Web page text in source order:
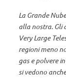
La Grande
alla nostra. Gli
Very Large
regioni meno
gas e polvere
si vedono